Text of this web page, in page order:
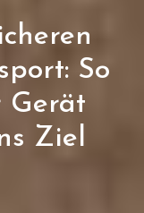
So
Gerät
Ziel